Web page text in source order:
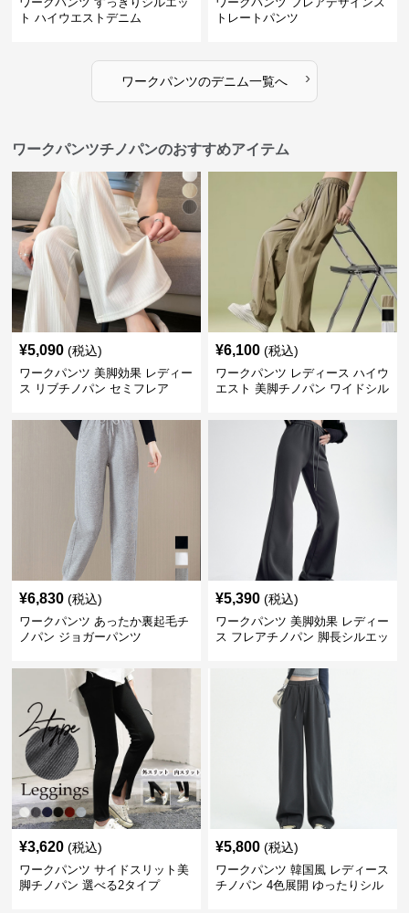
ト ハイウエストデニム
トレートパンツ
ワークパンツのデニム一覧へ ›
ワークパンツチノパンのおすすめアイテム
¥5,090 (税込)
ワークパンツ 美脚効果 レディー
ス リブチノパン セミフレア
¥6,100 (税込)
ワークパンツ レディース ハイウ
エスト 美脚チノパン ワイドシル
¥6,830 (税込)
ワークパンツ あったか裏起毛チ
ノパン ジョガーパンツ
¥5,390 (税込)
ワークパンツ 美脚効果 レディー
ス フレアチノパン 脚長シルエッ
¥3,620 (税込)
ワークパンツ サイドスリット美
脚チノパン 選べる2タイプ
¥5,800 (税込)
ワークパンツ 韓国風 レディース
チノパン 4色展開 ゆったりシル